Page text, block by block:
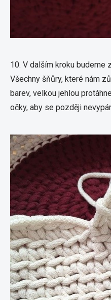
10. V dalším kroku budeme
Všechny šňůry, které nám
barev, velkou jehlou
očky, aby se později